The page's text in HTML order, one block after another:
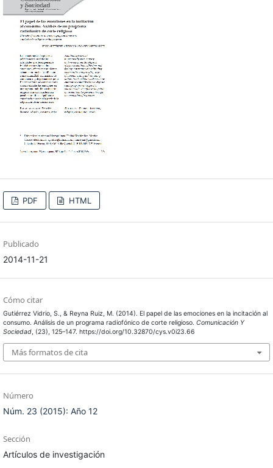
PDF HTML
Publicado
2014-11-21
Cómo citar
Gutiérrez Vidrio, S., & Reyna Ruiz, M. (2014). El papel de las emociones en la incitación al
consumo. Análisis de un programa radiofónico de corte religioso. Comunicación Y
Sociedad, (23), 125–147. https://doi.org/10.32870/cys.v0i23.66
Más formatos de cita
Número
Núm. 23 (2015): Año 12
Sección
Artículos de investigación